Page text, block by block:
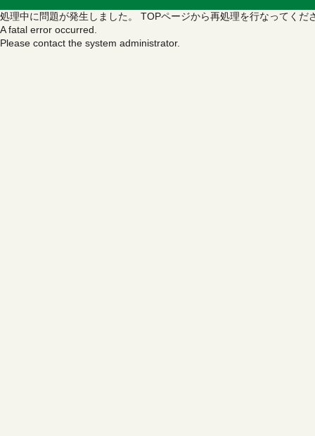
処理中に問題が発生しました。 TOPページから再処理を行なってくだ
A fatal error occurred.
Please contact the system administrator.